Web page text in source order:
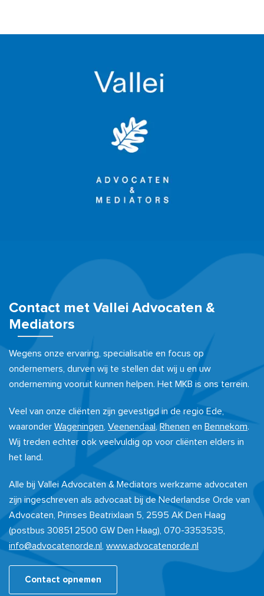
Contact met Vallei Advocaten &
Mediators
Wegens onze ervaring, specialisatie en focus op
ondernemers, durven wij te stellen dat wij u en uw
onderneming vooruit kunnen helpen. Het MKB is ons terrein.
Veel van onze cliënten zijn gevestigd in de regio Ede,
waaronder Wageningen Veenendaal, Rhenen en Bennekom.
Wij treden echter ook veelvuldig op voor cliënten elders in
het land.
Alle bij Vallei Advocaten & Mediators werkzame advocaten
zijn ingeschreven als advocaat bij de Nederlandse Orde van
Advocaten, Prinses Beatrixlaan 5, 2595 AK Den Haag
(postbus 30851 2500 GW Den Haag), 070-3353535,
info@advocatenorde.nl
www.advocatenorde.nl
Contact opnemen